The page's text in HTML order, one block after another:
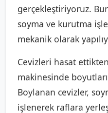
gerçekleştiriyoruz.
soyma ve kurutma
mekanik olarak
Cevizleri hasat
makinesinde
Boylanan cevizler,
işlenerek raflara